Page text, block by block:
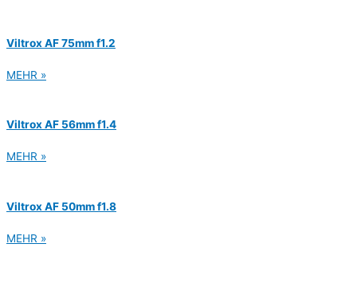
Viltrox AF 75mm f1.2
MEHR »
Viltrox AF 56mm f1.4
MEHR »
Viltrox AF 50mm f1.8
MEHR »